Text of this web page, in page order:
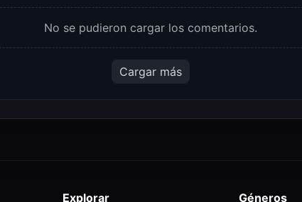
No se pudieron cargar los comentarios.
Cargar más
Explorar Géneros